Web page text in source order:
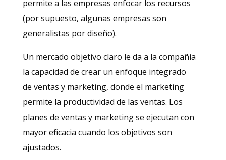
permite a las empresas enfocar los recursos
(por supuesto, algunas empresas son
generalistas por diseño).
Un mercado objetivo claro le da a la compañía
la capacidad de crear un enfoque integrado
de ventas y marketing, donde el marketing
permite la productividad de las ventas. Los
planes de ventas y marketing se ejecutan con
mayor eficacia cuando los objetivos son
ajustados.